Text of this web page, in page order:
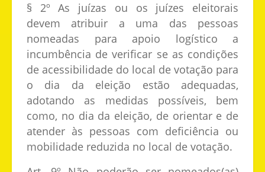
§ 2º As juízas ou os juízes eleitorais
devem atribuir a uma das pessoas
nomeadas para apoio logístico a
incumbência de verificar se as condições
de acessibilidade do local de votação para
o dia da eleição estão adequadas,
adotando as medidas possíveis, bem
como, no dia da eleição, de orientar e de
atender às pessoas com deficiência ou
mobilidade reduzida no local de votação.